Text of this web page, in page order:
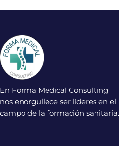
En Forma Medical Consulting
nos enorgullece ser líderes en el
campo de la formación sanitaria.